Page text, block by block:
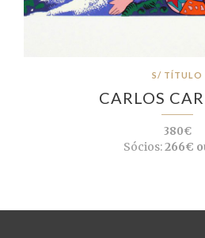
S/ TÍTULO
CARLOS
380€
Sócios:266€